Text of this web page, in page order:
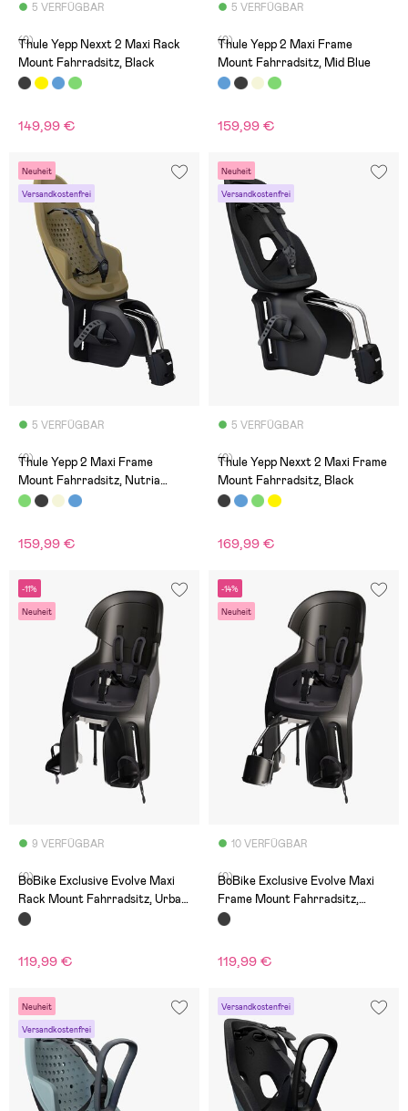
5 VERFÜGBAR
(0)
Thule Yepp Nexxt 2 Maxi Rack
Mount Fahrradsitz, Black
149,99 €
5 VERFÜGBAR
(0)
Thule Yepp 2 Maxi Frame
Mount Fahrradsitz, Mid Blue
159,99 €
Neuheit
Versandkostenfrei
5 VERFÜGBAR
(0)
Thule Yepp 2 Maxi Frame
Mount Fahrradsitz, Nutria
Green
159,99 €
Neuheit
Versandkostenfrei
5 VERFÜGBAR
(0)
Thule Yepp Nexxt 2 Maxi Frame
Mount Fahrradsitz, Black
169,99 €
-11%
Neuheit
9 VERFÜGBAR
(0)
BoBike Exclusive Evolve Maxi
Rack Mount Fahrradsitz, Urban
Black
119,99 €
-14%
Neuheit
10 VERFÜGBAR
(0)
BoBike Exclusive Evolve Maxi
Frame Mount Fahrradsitz,
Urban Black
119,99 €
Neuheit
Versandkostenfrei
Versandkostenfrei